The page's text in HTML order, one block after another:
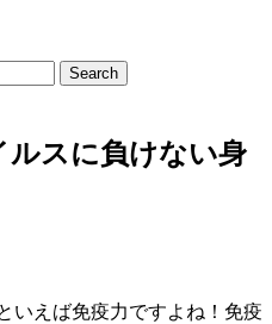
Search
ルスに負けない身
いえば免疫力ですよね！免疫